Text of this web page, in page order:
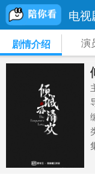
电视
剧情介绍 演